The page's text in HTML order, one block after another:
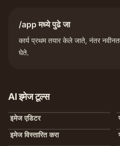
/app मध्ये पुढे जा
कार्य प्रथम तयार केले जाते, नंतर
घेते.
AI इमेज टूल्स
इमेज एडिटर
इमेज विस्तारित करा